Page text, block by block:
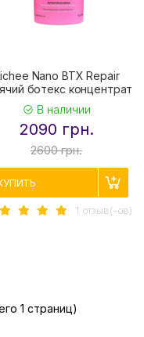
Nano BTX Repair
ботекс концентрат
В наличии
2090 грн.
2600 грн.
1 отзыв(-ов)
1 страниц)